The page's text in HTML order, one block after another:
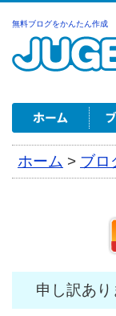
無料ブログをかんたん作成
ホーム > ブロ
申し訳あ